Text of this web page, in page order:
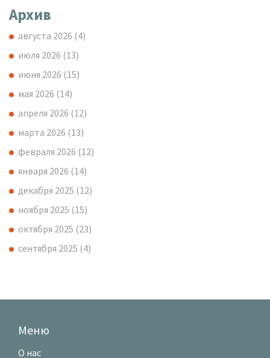
Архив
августа 2026 (4)
июля 2026 (13)
июня 2026 (15)
мая 2026 (14)
апреля 2026 (12)
марта 2026 (13)
февраля 2026 (12)
января 2026 (14)
декабря 2025 (12)
ноября 2025 (15)
октября 2025 (23)
сентября 2025 (4)
Меню
О нас